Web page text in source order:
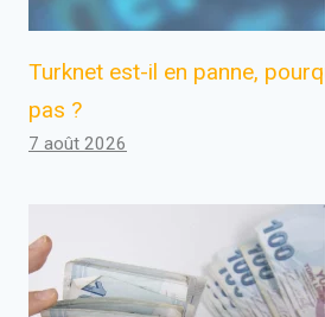
Turknet est-il en panne,
pas ?
7 août 2026